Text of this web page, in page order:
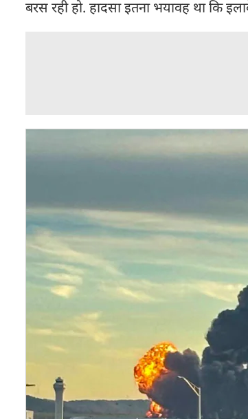
बरस रही हो. हादसा इतना भयावह था